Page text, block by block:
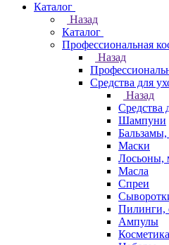
Каталог
Назад
Каталог
Профессиональная
Назад
Средства для
Назад
Средства
Шампуни
Маски
Лосьоны,
Масла
Спреи
Пилинги,
Ампулы